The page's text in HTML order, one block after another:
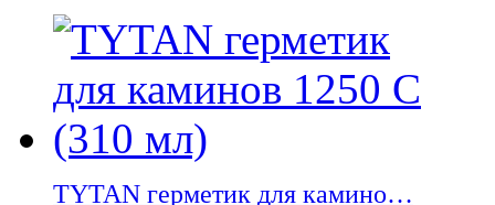
TYTAN герметик для камино…